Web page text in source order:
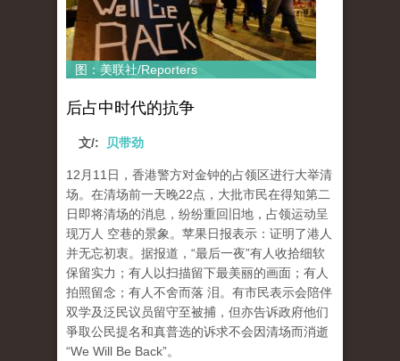
图：美联社/Reporters
后占中时代的抗争
文/: 贝带劲
12月11日，香港警方对金钟的占领区进行大举清
场。在清场前一天晚22点，大批市民在得知第二
日即将清场的消息，纷纷重回旧地，占领运动呈
现万人 空巷的景象。苹果日报表示：证明了港人
并无忘初衷。据报道，“最后一夜”有人收拾细软
保留实力；有人以扫描留下最美丽的画面；有人
拍照留念；有人不舍而落 泪。有市民表示会陪伴
双学及泛民议员留守至被捕，但亦告诉政府他们
爭取公民提名和真普选的诉求不会因清场而消逝
“We Will Be Back”。